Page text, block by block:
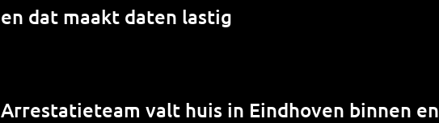
en dat maakt daten lastig
Arrestatieteam valt huis in Eindhoven binnen en